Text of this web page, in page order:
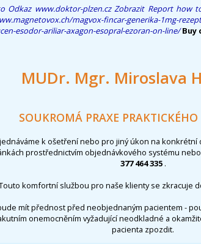
Odkaz www.doktor-plzen.cz Zobrazit Report how
magvox-fincar-generika-1mg-
esodor-ariliar-axagon-esopral-ezoran-on-line/ Buy
MUDr. Mgr. Miroslava
SOUKROMÁ PRAXE PRAKTICKÉHO
k ošetření nebo pro jiný úkon na
prostřednictvím objednávkového systému
377 464 335 .
komfortní službou pro naše klienty se zkracuje
mít přednost před neobjednaným pacientem -
onemocněním vyžadující neodkladné a
pacienta zpozdit.